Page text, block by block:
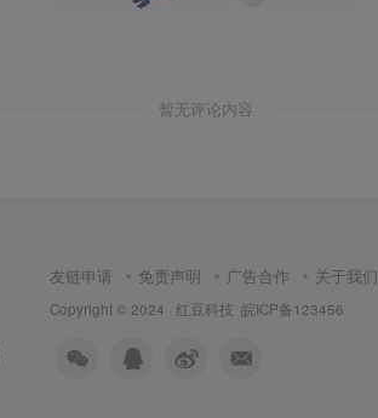
暂无评论内容
友链申请 免责声明 广告合作 关于我们
Copyright © 2024 · 红豆科技 皖ICP备123456